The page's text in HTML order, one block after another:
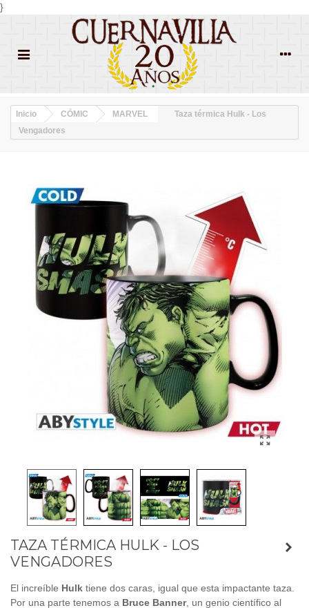
}
Inicio CÓMIC MARVEL
Taza térmica Hulk - Los
Vengadores
TAZA TÉRMICA HULK - LOS
VENGADORES
El increíble Hulk tiene dos caras, igual que esta impactante taza.
Por una parte tenemos a Bruce Banner, un genio científico al